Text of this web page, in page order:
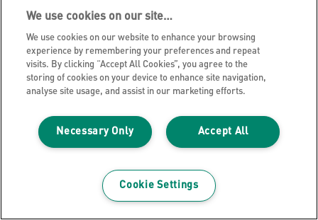
KAUFOPTIONEN
We use cookies on our site…
We use cookies on our website to enhance your browsing
experience by remembering your preferences and repeat
visits. By clicking “Accept All Cookies”, you agree to the
storing of cookies on your device to enhance site navigation,
analyse site usage, and assist in our marketing efforts.
Accept All
Necessary Only
Cookie Settings